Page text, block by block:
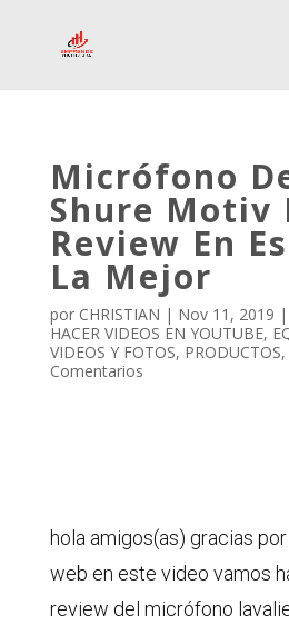
Micrófono
Shure Motiv
Review En
La Mejor
por CHRISTIAN | Nov 11, 2019 |
HACER VIDEOS EN YOUTUBE,
VIDEOS Y FOTOS, PRODUCTOS,
Comentarios
hola amigos(as) gracias
web en este video vamos
review del micrófono